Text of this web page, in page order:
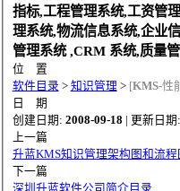
指标,工程管理系统,工资管
理系统,物流信息系统,企业
管理系统 ,CRM 系统,质量
位 置
软件目录 > 知识管理 > [KMS-性
日 期
创建日期: 2008-09-18 | 更新日期:
上一篇
升蓝KMS知识管理架构图和流程
下一篇
深圳升蓝软件公司简介目录